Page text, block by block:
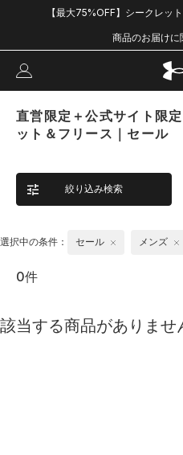
【最大75%OFF】シークレッ
商品のお届け
直営限定＋公式サイト限
ット＆フリース｜セール
絞り込み検索
選択中の条件： セール メンズ
0件
該当する商品がありませ